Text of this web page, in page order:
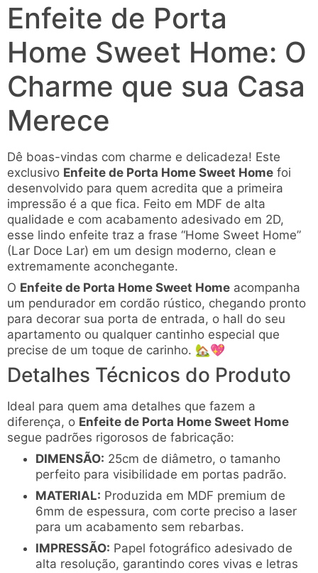
Enfeite de Porta
Home Sweet Home: O
Charme que sua Casa
Merece
Dê boas-vindas com charme e delicadeza! Este
exclusivo Enfeite de Porta Home Sweet Home foi
desenvolvido para quem acredita que a primeira
impressão é a que fica. Feito em MDF de alta
qualidade e com acabamento adesivado em 2D,
esse lindo enfeite traz a frase “Home Sweet Home”
(Lar Doce Lar) em um design moderno, clean e
extremamente aconchegante.
O Enfeite de Porta Home Sweet Home acompanha
um pendurador em cordão rústico, chegando pronto
para decorar sua porta de entrada, o hall do seu
apartamento ou qualquer cantinho especial que
precise de um toque de carinho. 🏡💖
Detalhes Técnicos do Produto
Ideal para quem ama detalhes que fazem a
diferença, o Enfeite de Porta Home Sweet Home
segue padrões rigorosos de fabricação:
DIMENSÃO: 25cm de diâmetro, o tamanho
perfeito para visibilidade em portas padrão.
MATERIAL: Produzida em MDF premium de
6mm de espessura, com corte preciso a laser
para um acabamento sem rebarbas.
IMPRESSÃO: Papel fotográfico adesivado de
alta resolução, garantindo cores vivas e letras